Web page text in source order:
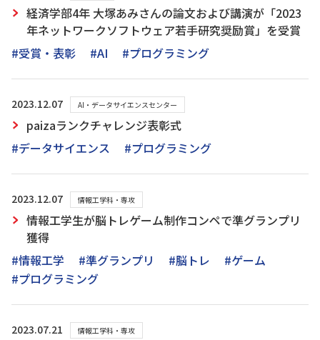
経済学部4年 大塚あみさんの論文および講演が「2023
年ネットワークソフトウェア若手研究奨励賞」を受賞
#受賞・表彰
#AI #プログラミング
2023.12.07 AI・データサイエンスセンター
paizaランクチャレンジ表彰式
#データサイエンス
#プログラミング
2023.12.07 情報工学科・専攻
情報工学生が脳トレゲーム制作コンペで準グランプリ
獲得
#情報工学
#準グランプリ #脳トレ
#ゲーム
#プログラミング
2023.07.21 情報工学科・専攻